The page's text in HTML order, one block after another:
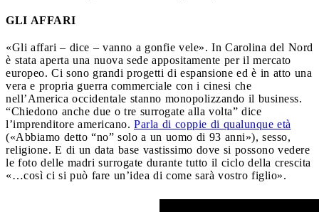
GLI AFFARI
«Gli affari – dice – vanno a gonfie vele». In Carolina del Nord
è stata aperta una nuova sede appositamente per il mercato
europeo. Ci sono grandi progetti di espansione ed è in atto una
vera e propria guerra commerciale con i cinesi che
nell’America occidentale stanno monopolizzando il business.
“Chiedono anche due o tre surrogate alla volta” dice
l’imprenditore americano. Parla di coppie di qualunque età
(«Abbiamo detto “no” solo a un uomo di 93 anni»), sesso,
religione. E di un data base vastissimo dove si possono vedere
le foto delle madri surrogate durante tutto il ciclo della crescita
«…così ci si può fare un’idea di come sarà vostro figlio».